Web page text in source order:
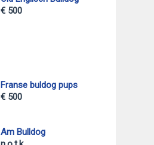
€ 500
Franse buldog pups
€ 500
Am Bulldog